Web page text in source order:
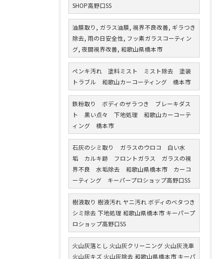
SHOP高野口SS
油膜取り, ガラス油膜, 視界不良改善, ギラつき
除去, 雨の日安全性, フッ素ガラスコーティン
グ, 夜間視界改善, 和歌山県橋本市
ペンキ汚れ 塗料ミスト ミスト除去 塗装
トラブル 和歌山カーコーティング 橋本市
鉄粉取り ボディのザラつき ブレーキダス
ト 黒い点々 下地処理 和歌山カーコーテ
ィング 橋本市
石灰のシミ取り ガラスのウロコ 白い水
垢 カルキ跡 フロントガラス ガラスの視
界不良 水垢除去 和歌山県橋本市 カーコ
ーティング キーパープロショップ高野口SS
樹液取り 樹液汚れ ヤニ汚れ ボディのベタつき
シミ除去 下地処理 和歌山県橋本市 キーパープ
ロショップ高野口SS
火山灰落とし 火山灰クリーニング 火山灰洗車
火山灰キズ 火山灰除去 和歌山県橋本市 キーパ